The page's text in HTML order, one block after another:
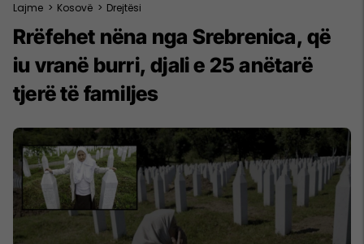
Lajme > Kosovë > Drejtësi
Rrëfehet nëna nga Srebrenica, që
iu vranë burri, djali e 25 anëtarë
tjerë të familjes